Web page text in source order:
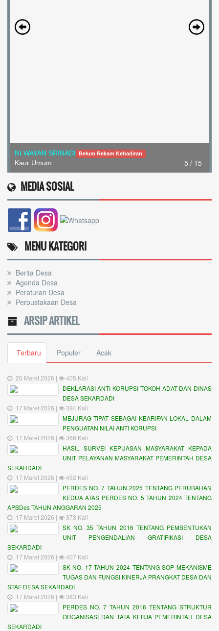
5 / 15
NI WAYAN SRINADI Belum Rekam Kehadiran
Kaur Umum
MEDIA SOSIAL
MENU KATEGORI
Berita Desa
Agenda Desa
Peraturan Desa
Perpustakaan Desa
ARSIP ARTIKEL
Terbaru Populer Acak
20 Maret 2026 |
405 Kali
DEKLARASI ANTI KORUPSI TOKOH ADAT DAN DINAS
DESA SEKARDADI
17 Maret 2026 |
394 Kali
MEJURAG TIPAT SEBAGAI KEARIFAN LOKAL DALAM
PENGUATAN NILAI ANTI KORUPSI
17 Maret 2026 |
366 Kali
HASIL SURVEI KEPUASAN MASYARAKAT KEPADA
UNIT PELAYANAN MASYARAKAT PEMERINTAH DESA
SEKARDADI
17 Maret 2026 |
452 Kali
PERDES NO. 7 TAHUN 2025 TENTANG PERUBAHAN
KEDUA ATAS PERDES NO. 5 TAHUN 2024 TENTANG
APBDes TAHUN ANGGARAN 2025
17 Maret 2026 |
373 Kali
SK NO. 35 TAHUN 2016 TENTANG PEMBENTUKAN
UNIT PENGENDALIAN GRATIFIKASI DESA
SEKARDADI
17 Maret 2026 |
407 Kali
SK NO. 17 TAHUN 2024 TENTANG SOP MEKANISME
TUGAS DAN FUNGSI KINERJA PRANGKAT DESA DAN
STAF DESA SEKARDADI
17 Maret 2026 |
383 Kali
PERDES NO. 7 TAHUN 2016 TENTANG STRUKTUR
ORGANISASI DAN TATA KERJA PEMERINTAH DESA
SEKARDADI